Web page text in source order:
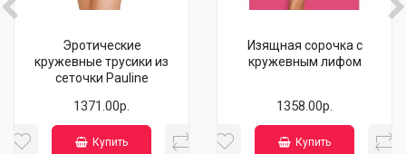
Эротические
кружевные трусики из
сеточки Pauline
1371.00р.
Купить
Изящная сорочка с
кружевным лифом
1358.00р.
Купить